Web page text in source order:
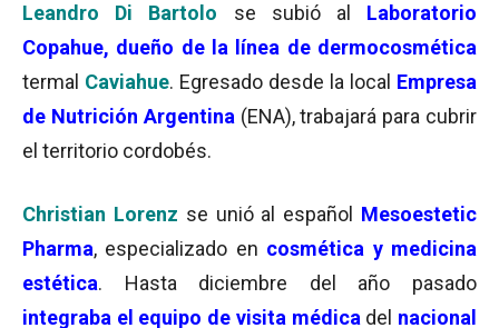
Leandro Di Bartolo se subió al Laboratorio
Copahue, dueño de la
línea de dermocosmética
termal Caviahue. Egresado desde la local Empresa
de Nutrición Argentina (ENA), trabajará para cubrir
el territorio cordobés.
Christian Lorenz se unió al español Mesoestetic
Pharma, especializado en cosmética y medicina
estética. Hasta diciembre del año pasado
integraba el equipo de visita médica del nacional